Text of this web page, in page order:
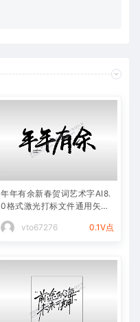
年年有余新春贺词艺术字AI8.
0格式激光打标文件通用矢量
vto67276
0.1V点